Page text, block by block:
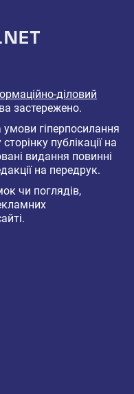
діловий
застережено.
умови гіперпосилання
публікації на
видання повинні
на передрук.
чи поглядів,